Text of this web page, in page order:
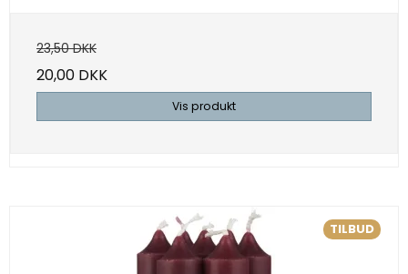
23,50 DKK
20,00 DKK
Vis produkt
TILBUD